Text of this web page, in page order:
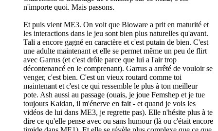
n'importe quoi. Mais passons.
Et puis vient ME3. On voit que Bioware a prit en maturité et
les interactions dans le jeu sont bien plus naturelles qu'avant.
Tali a encore gagné en caractère et c'est putain de bien. C'est
une adulte maintenant et elle se permet même un peu de flirt
avec Garrus (et c'est drôle parce que lui a l'air trop
décontenancé en le comprenant). Garrus a arrêté de vouloir se
venger, c'est bien. C'est un vieux routard comme toi
maintenant et c'est ce qui ressemble le plus à ton meilleur
pote. Ash aussi au passage (ouais, je joue Femshep et je tue
toujours Kaidan, il m'énerve en fait - et quand je vois les
vidéos de lui dans ME3, je regrette pas). Elle n'hésite plus à te
dire ce qu'elle pense avec ou sans humour (là ou c'était encore